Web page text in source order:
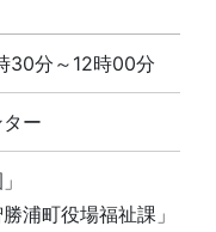
30分～12時00分
ー
浦町役場福祉課」